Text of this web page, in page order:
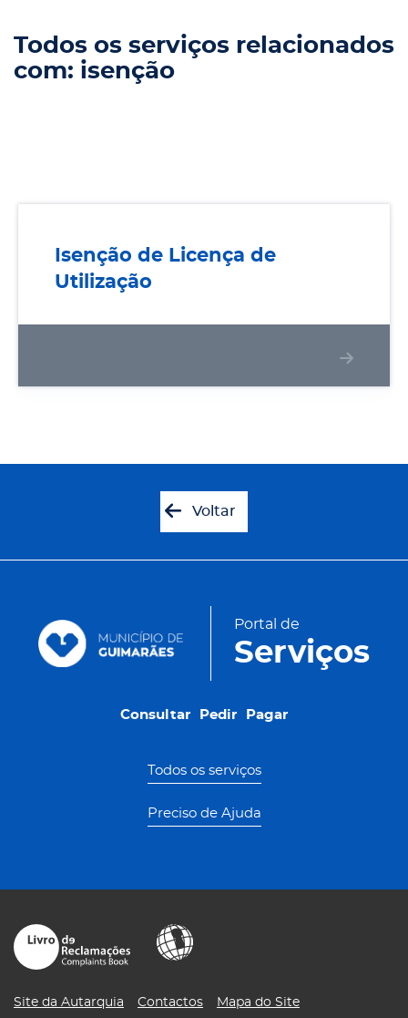
Todos os serviços relacionados
com: isenção
Isenção de Licença de
Utilização
Voltar
Portal de
Serviços
Consultar
Consultar Pedir
Pedir Pagar
Pagar
Todos os serviços
Preciso de Ajuda
Site da Autarquia Contactos Mapa do Site